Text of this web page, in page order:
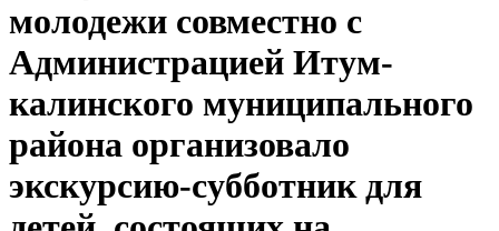
молодежи совместно с
Администрацией Итум-
калинского муниципального
района организовало
экскурсию-субботник для